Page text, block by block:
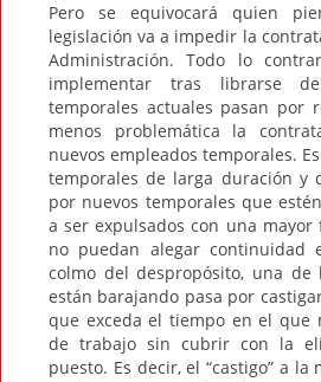
Pero se equivocará quien
legislación va a impedir la
Administración. Todo lo
implementar tras librarse
temporales actuales pasan por
menos problemática la
nuevos empleados temporales.
temporales de larga duración y
por nuevos temporales que
a ser expulsados con una
no puedan alegar continuidad
colmo del despropósito, una de
están barajando pasa por
que exceda el tiempo en el que
de trabajo sin cubrir con la
puesto. Es decir, el “castigo” a